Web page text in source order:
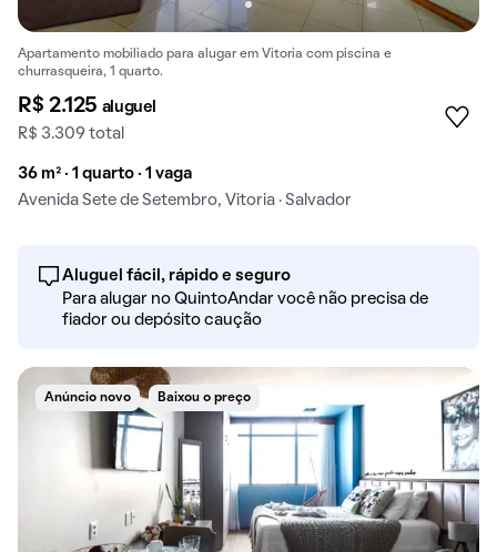
Apartamento mobiliado para alugar em Vitoria com piscina e
churrasqueira, 1 quarto.
R$ 2.125 aluguel
R$ 3.309 total
36 m² · 1 quarto · 1 vaga
Avenida Sete de Setembro, Vitoria · Salvador
Aluguel fácil, rápido e seguro
Para alugar no QuintoAndar você não precisa de
fiador ou depósito caução
Anúncio novo Baixou o preço